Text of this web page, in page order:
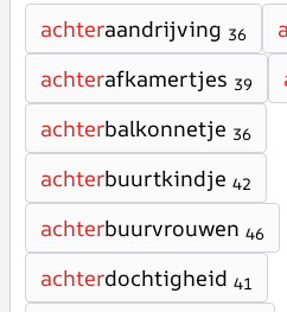
achteraandrijving 36
achterafkamertjes 39
achterbalkonnetje 36
achterbuurtkindje 42
achterbuurvrouwen 46
achterdochtigheid 41